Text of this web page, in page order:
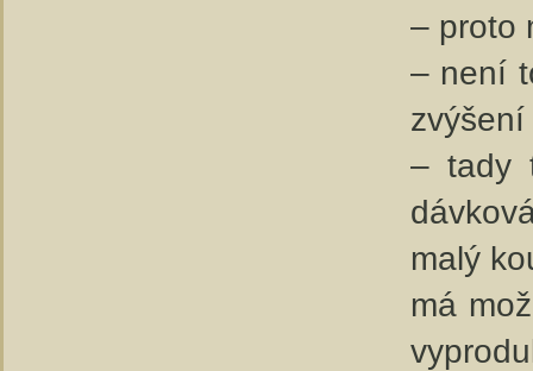
– proto
– není
– tady
malý
má